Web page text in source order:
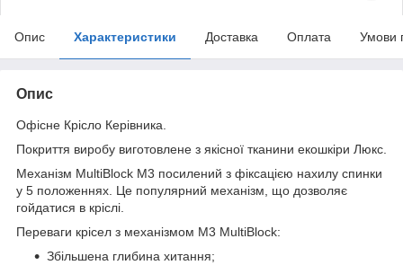
Опис Характеристики Доставка Оплата Умови
Опис
Офісне Крісло Керівника.
Покриття виробу виготовлене з якісної тканини екошкіри Люкс.
Механізм MultiBlock М3 посилений з фіксацією нахилу спинки
у 5 положеннях. Це популярний механізм, що дозволяє
гойдатися в кріслі.
Переваги крісел з механізмом M3 MultiBlock:
Збільшена глибина хитання;